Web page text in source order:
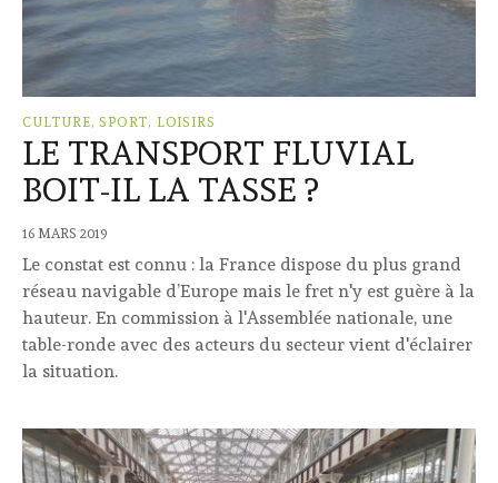
CULTURE, SPORT, LOISIRS
LE TRANSPORT FLUVIAL
BOIT-IL LA TASSE ?
16 MARS 2019
Le constat est connu : la France dispose du plus grand
réseau navigable d’Europe mais le fret n'y est guère à la
hauteur. En commission à l'Assemblée nationale, une
table-ronde avec des acteurs du secteur vient d'éclairer
la situation.